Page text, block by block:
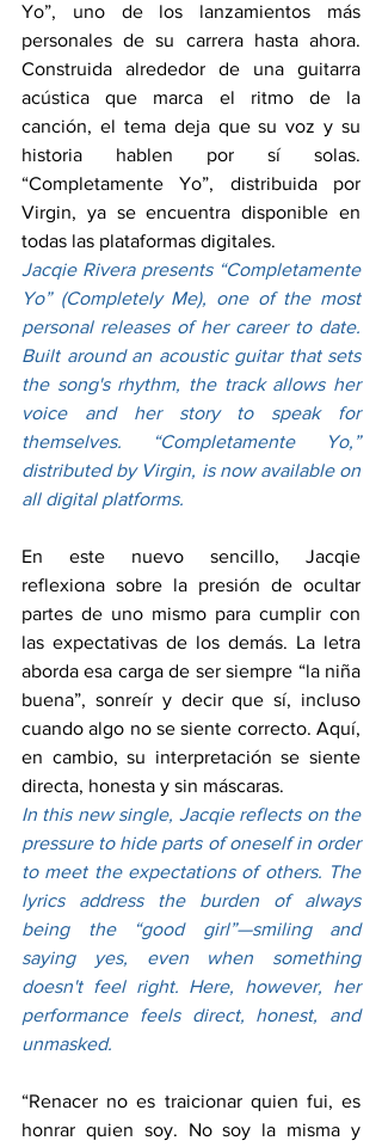
Yo”, uno de los lanzamientos más
personales de su carrera hasta ahora.
Construida alrededor de una guitarra
acústica que marca el ritmo de la
canción, el tema deja que su voz y su
historia hablen por sí solas.
“Completamente Yo”, distribuida por
Virgin, ya se encuentra disponible en
todas las plataformas digitales.
Jacqie Rivera presents “Completamente
Yo” (Completely Me), one of the most
personal releases of her career to date.
Built around an acoustic guitar that sets
the song's rhythm, the track allows her
voice and her story to speak for
themselves. “Completamente Yo,”
distributed by Virgin, is now available on
all digital platforms.
En este nuevo sencillo, Jacqie
reflexiona sobre la presión de ocultar
partes de uno mismo para cumplir con
las expectativas de los demás. La letra
aborda esa carga de ser siempre “la niña
buena”, sonreír y decir que sí, incluso
cuando algo no se siente correcto. Aquí,
en cambio, su interpretación se siente
directa, honesta y sin máscaras.
In this new single, Jacqie reflects on the
pressure to hide parts of oneself in order
to meet the expectations of others. The
lyrics address the burden of always
being the “good girl”—smiling and
saying yes, even when something
doesn't feel right. Here, however, her
performance feels direct, honest, and
unmasked.
“Renacer no es traicionar quien fui, es
honrar quien soy. No soy la misma y